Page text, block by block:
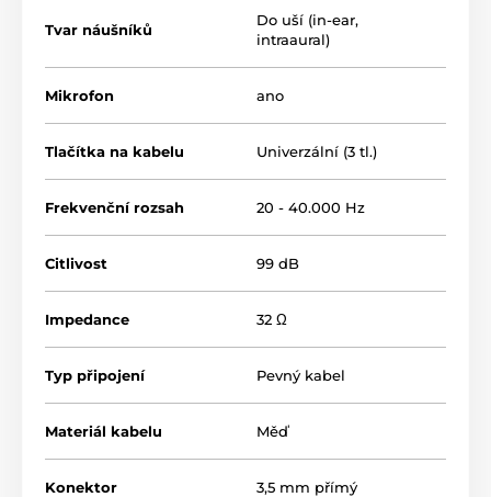
Tvar náušníků
Do uší (in-ear,
intraaural)
Mikrofon ano
Tlačítka na kabelu Univerzální (3 tl.)
Frekvenční rozsah 20 - 40.000 Hz
Citlivost 99 dB
Impedance 32 Ω
Typ připojení Pevný kabel
Materiál kabelu Měď
Konektor 3,5 mm přímý